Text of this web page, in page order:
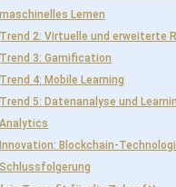
maschinelles Lernen
Trend 2: Virtuelle und erweiterte
Trend 3: Gamification
Trend 4: Mobile Learning
Trend 5: Datenanalyse und
Analytics
Innovation: Blockchain-
Schlussfolgerung